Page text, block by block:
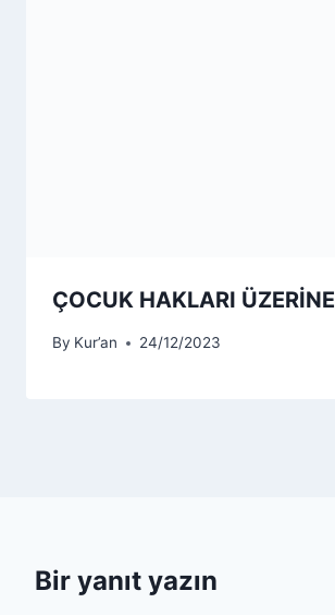
ÇOCUK HAKLARI ÜZERİNE
By Kur’an 24/12/2023
Bir yanıt yazın